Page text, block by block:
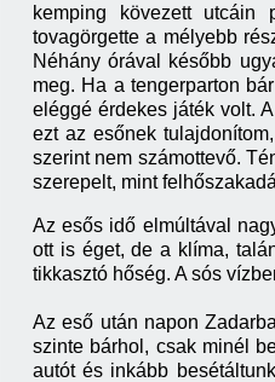
kemping kövezett
tovagörgette a mélyebb
Néhány órával később
meg. Ha a tengerparton
eléggé érdekes játék volt.
ezt az esőnek
szerint nem számottevő.
szerepelt, mint
Az esős idő elmúltával
ott is éget, de a klíma,
tikkasztó hőség. A sós
Az eső után napon
szinte bárhol, csak minél
autót és inkább